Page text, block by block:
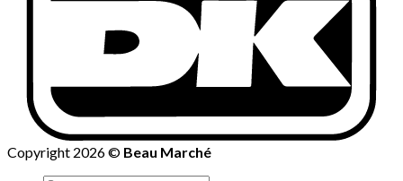
Copyright 2026 © Beau Marché